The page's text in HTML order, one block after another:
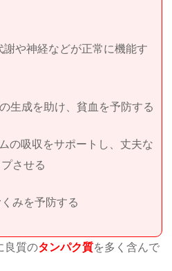
や神経などが正常に機能す
生成を助け、貧血を予防する
の吸収をサポートし、丈夫な
させる
みを予防する
良質のタンパク質を多く含んで